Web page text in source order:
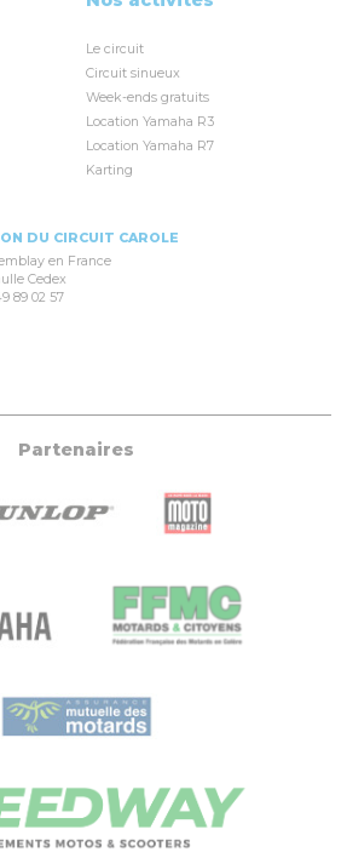
Le circuit
Circuit sinueux
Week-ends gratuits
Location Yamaha R3
Location Yamaha R7
Karting
DU CIRCUIT CAROLE
en France
Cedex
89 02 57
Partenaires